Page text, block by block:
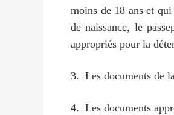
moins de 18 ans et
de naissance, le
appropriés pour la
3. Les documents de
4. Les documents